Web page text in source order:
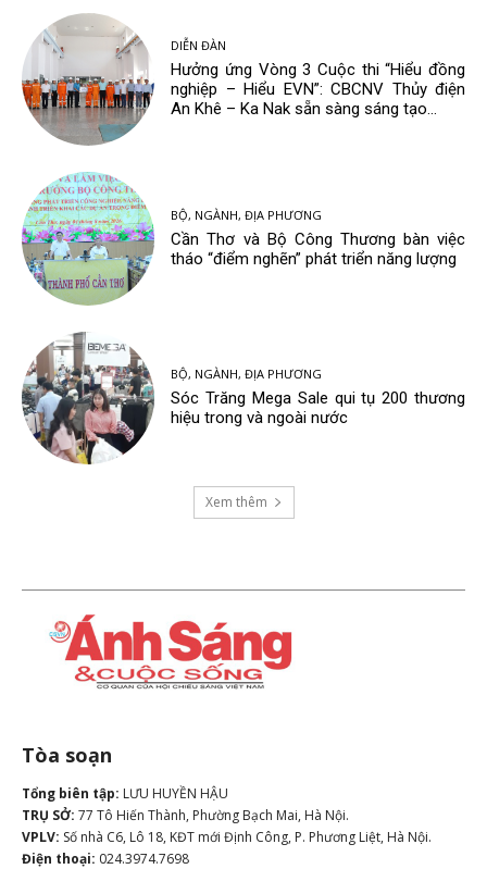
DIỄN ĐÀN
Hưởng ứng Vòng 3 Cuộc thi “Hiểu đồng
nghiệp – Hiểu EVN”: CBCNV Thủy điện
An Khê – Ka Nak sẵn sàng sáng tạo...
BỘ, NGÀNH, ĐỊA PHƯƠNG
Cần Thơ và Bộ Công Thương bàn việc
tháo “điểm nghẽn” phát triển năng lượng
BỘ, NGÀNH, ĐỊA PHƯƠNG
Sóc Trăng Mega Sale qui tụ 200 thương
hiệu trong và ngoài nước
Xem thêm
Tòa soạn
Tổng biên tập: LƯU HUYỀN HẬU
TRỤ SỞ: 77 Tô Hiến Thành, Phường Bạch Mai, Hà Nội.
VPLV: Số nhà C6, Lô 18, KĐT mới Định Công, P. Phương Liệt, Hà Nội.
Điện thoại: 024.3974.7698